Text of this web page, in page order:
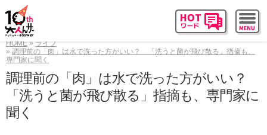
HOME
ライフ
調理前の「肉」は水で洗った方がいい？ 「洗うと菌が飛び散る」指摘も、
専門家に聞く
調理前の「肉」は水で洗った方がいい？
「洗うと菌が飛び散る」指摘も、専門家に
聞く